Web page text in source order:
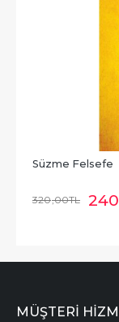
Süzme Felsefe
320,00TL 240
MÜŞTERI